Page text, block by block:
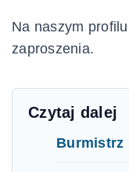
Na naszym
zaproszenia.
Czytaj dalej
Burmistrz